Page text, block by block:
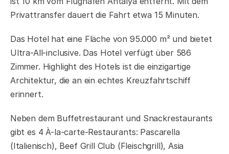
Privattransfer dauert die Fahrt etwa 15 Minuten.
Das Hotel hat eine Fläche von 95.000 m² und bietet
Ultra-All-inclusive. Das Hotel verfügt über 586
Zimmer. Highlight des Hotels ist die einzigartige
Architektur, die an ein echtes Kreuzfahrtschiff
erinnert.
Neben dem Buffetrestaurant und Snackrestaurants
gibt es 4 À-la-carte-Restaurants: Pascarella
(Italienisch), Beef Grill Club (Fleischgrill), Asia